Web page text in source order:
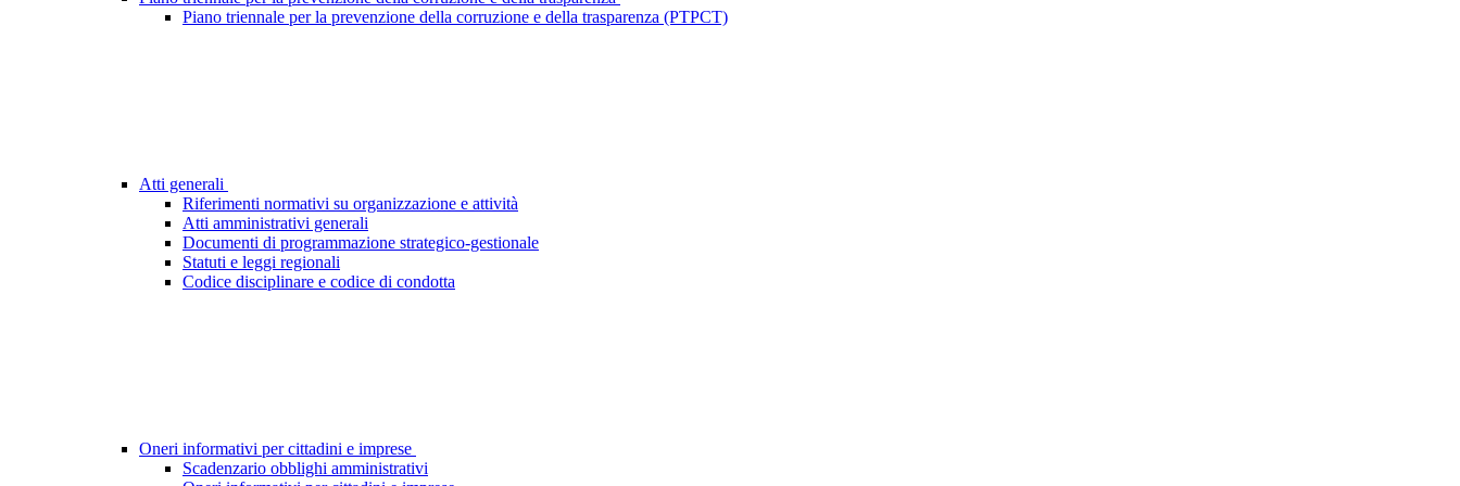
Piano triennale per la prevenzione della corruzione e della trasparenza (PTPCT)
Atti generali
Riferimenti normativi su organizzazione e attività
Atti amministrativi generali
Documenti di programmazione strategico-gestionale
Statuti e leggi regionali
Codice disciplinare e codice di condotta
Oneri informativi per cittadini e imprese
Scadenzario obblighi amministrativi